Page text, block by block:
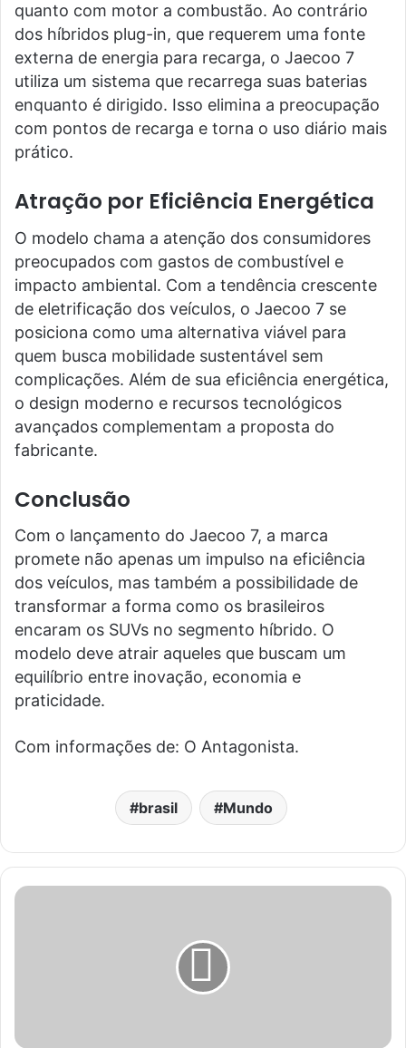
quanto com motor a combustão. Ao contrário
dos híbridos plug-in, que requerem uma fonte
externa de energia para recarga, o Jaecoo 7
utiliza um sistema que recarrega suas baterias
enquanto é dirigido. Isso elimina a preocupação
com pontos de recarga e torna o uso diário mais
prático.
Atração por Eficiência Energética
O modelo chama a atenção dos consumidores
preocupados com gastos de combustível e
impacto ambiental. Com a tendência crescente
de eletrificação dos veículos, o Jaecoo 7 se
posiciona como uma alternativa viável para
quem busca mobilidade sustentável sem
complicações. Além de sua eficiência energética,
o design moderno e recursos tecnológicos
avançados complementam a proposta do
fabricante.
Conclusão
Com o lançamento do Jaecoo 7, a marca
promete não apenas um impulso na eficiência
dos veículos, mas também a possibilidade de
transformar a forma como os brasileiros
encaram os SUVs no segmento híbrido. O
modelo deve atrair aqueles que buscam um
equilíbrio entre inovação, economia e
praticidade.
Com informações de: O Antagonista.
brasil Mundo